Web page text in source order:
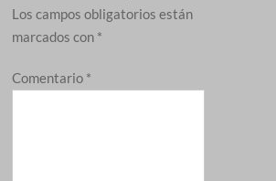
Los campos obligatorios están
marcados con *
Comentario *